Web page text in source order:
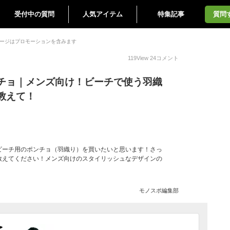
受付中の質問 人気アイテム 特集記事 質問
ジはプロモーションを含みます
119View 24コメント
ョ｜メンズ向け！ビーチで使う羽織
えて！
チ用のポンチョ（羽織り）を買いたいと思います！さっ
てください！メンズ向けのスタイリッシュなデザインの
モノスポ編集部